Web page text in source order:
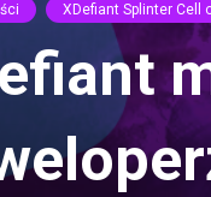
XDefiant Splinter Cell